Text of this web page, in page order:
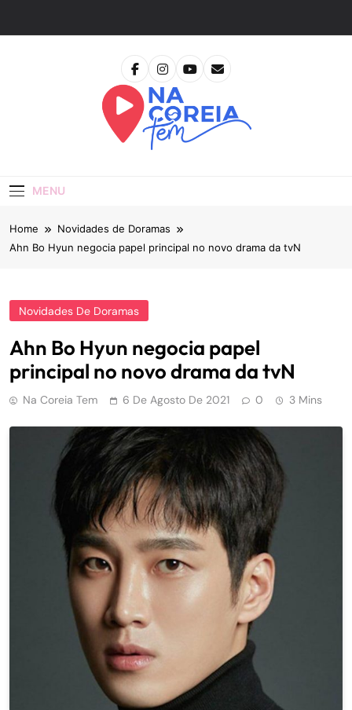
MENU
Home
Novidades de Doramas
Ahn Bo Hyun negocia papel principal no novo drama da tvN
Novidades De Doramas
Ahn Bo Hyun negocia papel
principal no novo drama da tvN
Na Coreia Tem 6 De Agosto De 2021 0 3 Mins